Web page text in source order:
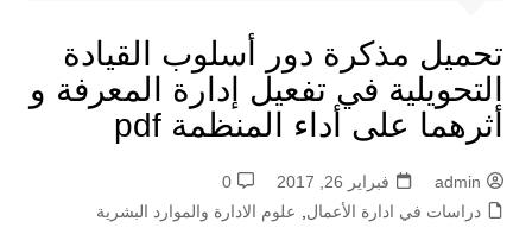
تحميل مذكرة دور أسلوب القيادة
التحويلية في تفعيل إدارة المعرفة و
أثرهما على أداء المنظمة pdf
admin فبراير 26, 2017
0
دراسات في ادارة الأعمال
علوم الادارة والموارد البشرية